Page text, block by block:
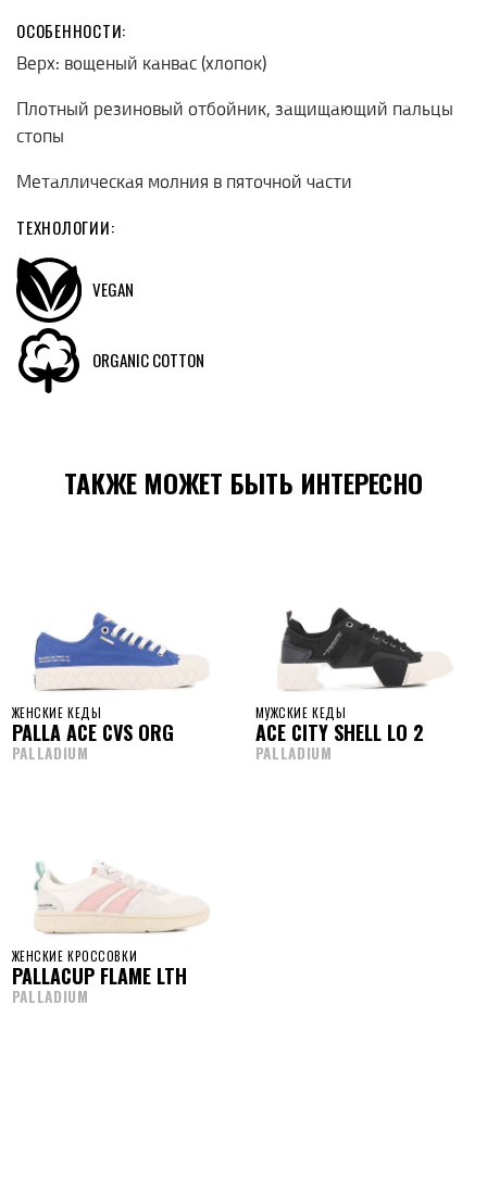
ОСОБЕННОСТИ:
Верх: вощеный канвас (хлопок)
Плотный резиновый отбойник, защищающий пальцы
стопы
Металлическая молния в пяточной части
ТЕХНОЛОГИИ:
VEGAN
ORGANIC COTTON
ТАКЖЕ МОЖЕТ БЫТЬ ИНТЕРЕСНО
ЖЕНСКИЕ КЕДЫ
PALLA ACE CVS ORG
PALLADIUM
МУЖСКИЕ КЕДЫ
ACE CITY SHELL LO 2
PALLADIUM
ЖЕНСКИЕ КРОССОВКИ
PALLACUP FLAME LTH
PALLADIUM